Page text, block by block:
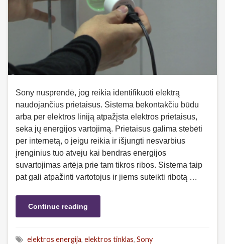
Sony nusprendė, jog reikia identifikuoti elektrą
naudojančius prietaisus. Sistema bekontakčiu būdu
arba per elektros liniją atpažįsta elektros prietaisus,
seka jų energijos vartojimą. Prietaisus galima stebėti
per internetą, o jeigu reikia ir išjungti nesvarbius
įrenginius tuo atveju kai bendras energijos
suvartojimas artėja prie tam tikros ribos. Sistema taip
pat gali atpažinti vartotojus ir jiems suteikti ribotą …
Continue reading
elektros energija, elektros tinklas, Sony